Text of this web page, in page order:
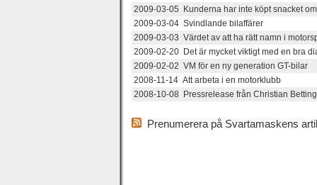
2009-03-05 Kunderna har inte köpt snacket
2009-03-04 Svindlande bilaffärer
2009-03-03 Värdet av att ha rätt namn i
2009-02-20 Det är mycket viktigt med en bra
2009-02-02 VM för en ny generation GT-bilar
2008-11-14 Att arbeta i en motorklubb
2008-10-08 Pressrelease från Christian
Prenumerera på Svartamaskens